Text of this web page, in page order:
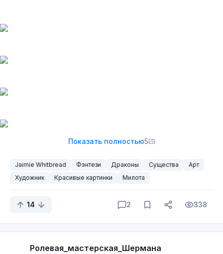
Показать полностью5
Jaimie Whitbread Фэнтези Драконы Существа
Арт
Художник
Красивые картинки Милота
14 2 338
Ролевая_мастерская_Шермана